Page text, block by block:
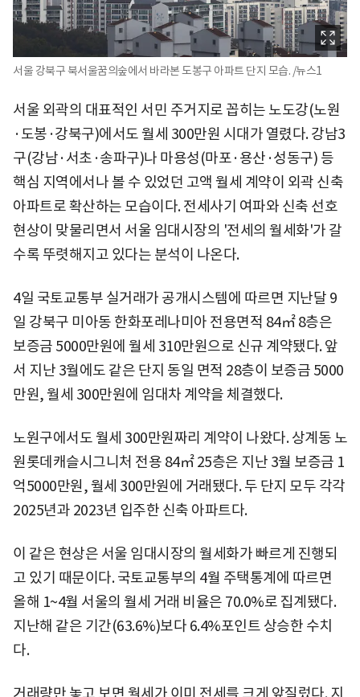
서울 강북구 북서울꿈의숲에서 바라본 도봉구 아파트 단지 모습. /뉴스1
서울 외곽의 대표적인 서민 주거지로 꼽히는 노도강(노원
·도봉·강북구)에서도 월세 300만원 시대가 열렸다. 강남3
구(강남·서초·송파구)나 마용성(마포·용산·성동구) 등
핵심 지역에서나 볼 수 있었던 고액 월세 계약이 외곽 신축
아파트로 확산하는 모습이다. 전세사기 여파와 신축 선호
현상이 맞물리면서 서울 임대시장의 '전세의 월세화'가 갈
수록 뚜렷해지고 있다는 분석이 나온다.
4일 국토교통부 실거래가 공개시스템에 따르면 지난달 9
일 강북구 미아동 한화포레나미아 전용면적 84㎡ 8층은
보증금 5000만원에 월세 310만원으로 신규 계약됐다. 앞
서 지난 3월에도 같은 단지 동일 면적 28층이 보증금 5000
만원, 월세 300만원에 임대차 계약을 체결했다.
노원구에서도 월세 300만원짜리 계약이 나왔다. 상계동 노
원롯데캐슬시그니처 전용 84㎡ 25층은 지난 3월 보증금 1
억5000만원, 월세 300만원에 거래됐다. 두 단지 모두 각각
2025년과 2023년 입주한 신축 아파트다.
이 같은 현상은 서울 임대시장의 월세화가 빠르게 진행되
고 있기 때문이다. 국토교통부의 4월 주택통계에 따르면
올해 1~4월 서울의 월세 거래 비율은 70.0%로 집계됐다.
지난해 같은 기간(63.6%)보다 6.4%포인트 상승한 수치
다.
거래량만 놓고 보면 월세가 이미 전세를 크게 앞질렀다. 지